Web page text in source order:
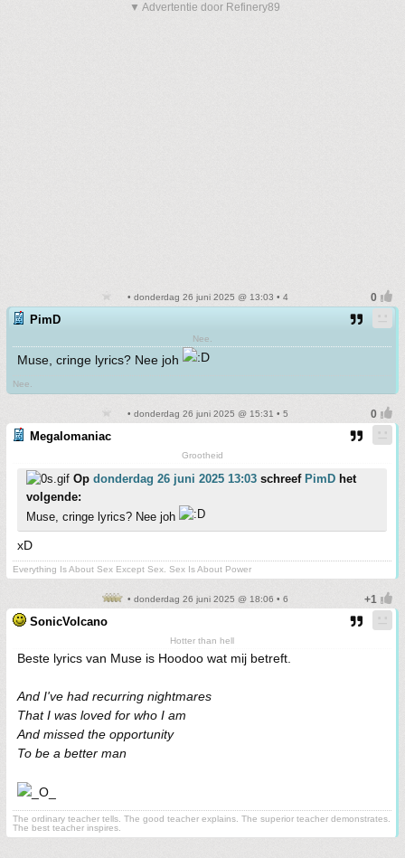
▼ Advertentie door Refinery89
• donderdag 26 juni 2025 @ 13:03 • 4
PimD
Nee.
Muse, cringe lyrics? Nee joh
Nee.
• donderdag 26 juni 2025 @ 15:31 • 5
Megalomaniac
Grootheid
Op donderdag 26 juni 2025 13:03 schreef PimD het
volgende:
Muse, cringe lyrics? Nee joh
xD
Everything Is About Sex Except Sex. Sex Is About Power
• donderdag 26 juni 2025 @ 18:06 • 6
SonicVolcano
Hotter than hell
Beste lyrics van Muse is Hoodoo wat mij betreft.
And I've had recurring nightmares
That I was loved for who I am
And missed the opportunity
To be a better man
The ordinary teacher tells. The good teacher explains. The superior teacher demonstrates.
The best teacher inspires.